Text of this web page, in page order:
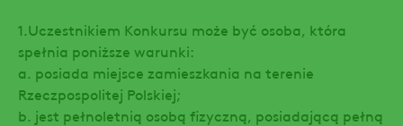
1.Uczestnikiem Konkursu może być osoba, która
spełnia poniższe warunki:
a. posiada miejsce zamieszkania na terenie
Rzeczpospolitej Polskiej;
b. jest pełnoletnią osobą fizyczną, posiadającą pełną